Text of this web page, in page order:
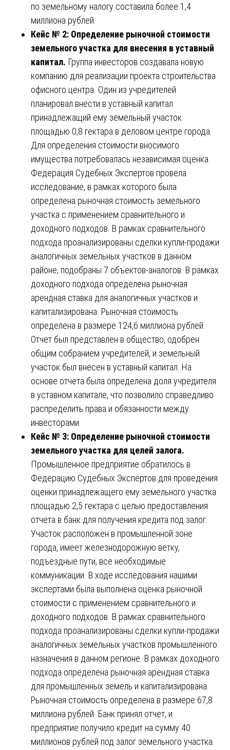
по земельному налогу составила более 1,4
миллиона рублей.
Кейс № 2: Определение рыночной стоимости
земельного участка для внесения в уставный
капитал. Группа инвесторов создавала новую
компанию для реализации проекта строительства
офисного центра. Один из учредителей
планировал внести в уставный капитал
принадлежащий ему земельный участок
площадью 0,8 гектара в деловом центре города.
Для определения стоимости вносимого
имущества потребовалась независимая оценка.
Федерация Судебных Экспертов провела
исследование, в рамках которого была
определена рыночная стоимость земельного
участка с применением сравнительного и
доходного подходов. В рамках сравнительного
подхода проанализированы сделки купли-продажи
аналогичных земельных участков в данном
районе, подобраны 7 объектов-аналогов. В рамках
доходного подхода определена рыночная
арендная ставка для аналогичных участков и
капитализирована. Рыночная стоимость
определена в размере 124,6 миллиона рублей.
Отчет был представлен в общество, одобрен
общим собранием учредителей, и земельный
участок был внесен в уставный капитал. На
основе отчета была определена доля учредителя
в уставном капитале, что позволило справедливо
распределить права и обязанности между
инвесторами.
Кейс № 3: Определение рыночной стоимости
земельного участка для целей залога.
Промышленное предприятие обратилось в
Федерацию Судебных Экспертов для проведения
оценки принадлежащего ему земельного участка
площадью 2,5 гектара с целью предоставления
отчета в банк для получения кредита под залог.
Участок расположен в промышленной зоне
города, имеет железнодорожную ветку,
подъездные пути, все необходимые
коммуникации. В ходе исследования нашими
экспертами была выполнена оценка рыночной
стоимости с применением сравнительного и
доходного подходов. В рамках сравнительного
подхода проанализированы сделки купли-продажи
аналогичных земельных участков промышленного
назначения в данном регионе. В рамках доходного
подхода определена рыночная арендная ставка
для промышленных земель и капитализирована.
Рыночная стоимость определена в размере 67,8
миллиона рублей. Банк принял отчет, и
предприятие получило кредит на сумму 40
миллионов рублей под залог земельного участка.